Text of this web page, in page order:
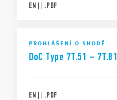
EN | | .PDF
PROHLÁŠENÍ O SHODĚ
DoC Type 7T.51 – 7T.81
EN | | .PDF